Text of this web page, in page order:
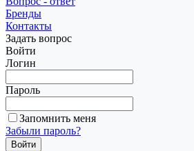
Бренды
Контакты
Задать вопрос
Войти
Логин
Пароль
Запомнить меня
Забыли пароль?